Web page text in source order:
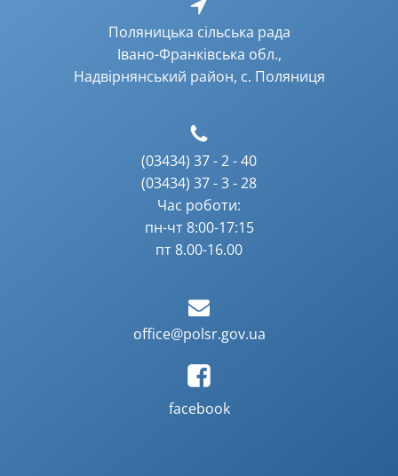
Поляницька сільська рада
Івано-Франківська обл.,
Надвірнянський район, с. Поляниця
(03434) 37 - 2 - 40
(03434) 37 - 3 - 28
Час роботи:
пн-чт 8:00-17:15
пт 8.00-16.00
office@polsr.gov.ua
facebook